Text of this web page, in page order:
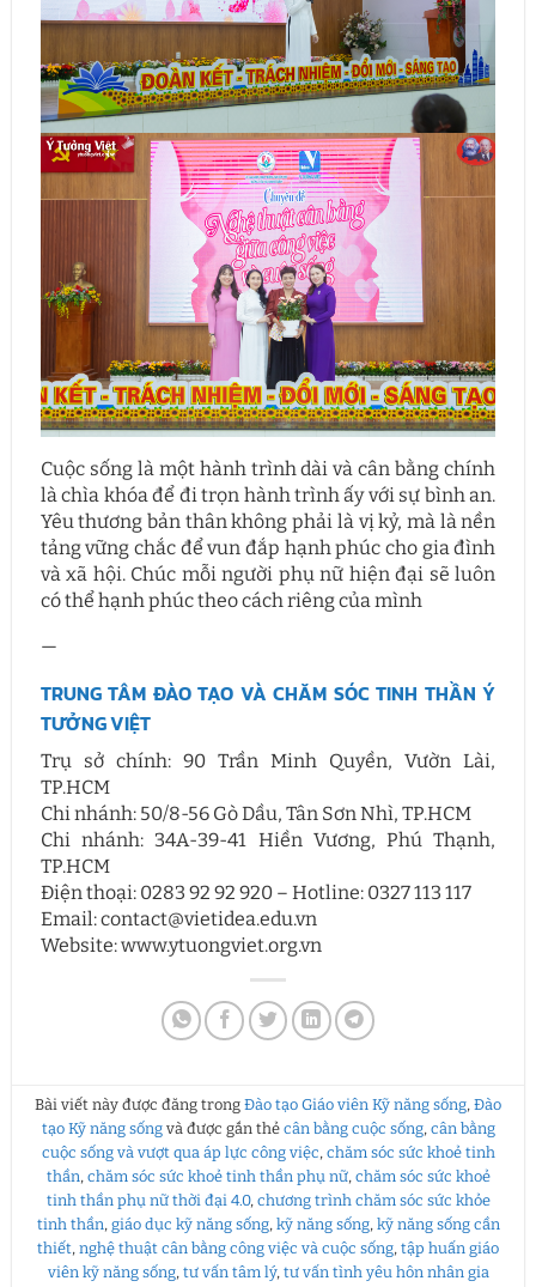
Cuộc sống là một hành trình dài và cân bằng chính
là chìa khóa để đi trọn hành trình ấy với sự bình an.
Yêu thương bản thân không phải là vị kỷ, mà là nền
tảng vững chắc để vun đắp hạnh phúc cho gia đình
và xã hội. Chúc mỗi người phụ nữ hiện đại sẽ luôn
có thể hạnh phúc theo cách riêng của mình
—
TRUNG TÂM ĐÀO TẠO VÀ CHĂM SÓC TINH THẦN Ý
TƯỞNG VIỆT
Trụ sở chính: 90 Trần Minh Quyền, Vườn Lài,
TP.HCM
Chi nhánh: 50/8-56 Gò Dầu, Tân Sơn Nhì, TP.HCM
Chi nhánh: 34A-39-41 Hiền Vương, Phú Thạnh,
TP.HCM
Điện thoại: 0283 92 92 920 – Hotline: 0327 113 117
Email: contact@vietidea.edu.vn
Website: www.ytuongviet.org.vn
Bài viết này được đăng trong Đào tạo Giáo viên Kỹ năng sống, Đào
tạo Kỹ năng sốngvà được gắn thẻ cân bằng cuộc sống, cân bằng
cuộc sống và vượt qua áp lực công việc, chăm sóc sức khoẻ tinh
thần, chăm sóc sức khoẻ tinh thần phụ nữ, chăm sóc sức khoẻ
tinh thần phụ nữ thời đại 4.0, chương trình chăm sóc sức khỏe
tinh thần, giáo dục kỹ năng sống, kỹ năng sống, kỹ năng sống cần
thiết, nghệ thuật cân bằng công việc và cuộc sống, tập huấn giáo
viên kỹ năng sống, tư vấn tâm lý, tư vấn tình yêu hôn nhân gia